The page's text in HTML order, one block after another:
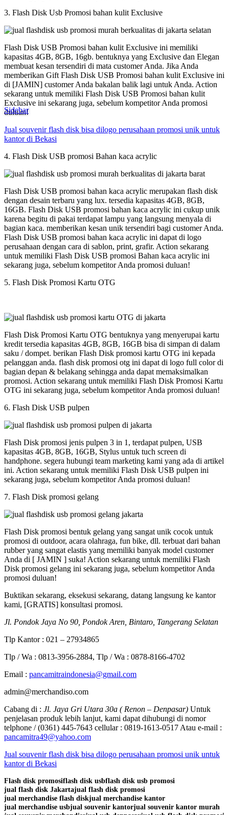
3. Flash Disk Usb Promosi bahan kulit Exclusive
Flash Disk USB Promosi bahan kulit Exclusive ini memiliki
kapasitas 4GB, 8GB, 16gb. bentuknya yang Exclusive dan Elegan
membuat kesan tersendiri di mata customer Anda. Jika Anda
memberikan Gift Flash Disk USB Promosi bahan kulit Exclusive ini
di [JAMIN] customer Anda bakalan balik lagi untuk Anda. Action
sekarang untuk memiliki Flash Disk USB Promosi bahan kulit
Exclusive ini sekarang juga, sebelum kompetitor Anda promosi
duluan!
Jual souvenir flash disk bisa dilogo perusahaan promosi unik untuk
kantor di Bekasi
4. Flash Disk USB promosi Bahan kaca acrylic
Flash Disk USB promosi bahan kaca acrylic merupakan flash disk
dengan desain terbaru yang lux. tersedia kapasitas 4GB, 8GB,
16GB. Flash Disk USB promosi bahan kaca acrylic ini cukup unik
karena begitu di pakai terdapat lampu yang langsung menyala di
bagian kaca. memberikan kesan unik tersendiri bagi customer Anda.
Flash Disk USB promosi bahan kaca acrylic ini dapat di logo
perusahaan dengan cara di sablon, print, grafir. Action sekarang
untuk memiliki Flash Disk USB promosi Bahan kaca acrylic ini
sekarang juga, sebelum kompetitor Anda promosi duluan!
5. Flash Disk Promosi Kartu OTG
Flash Disk Promosi Kartu OTG bentuknya yang menyerupai kartu
kredit tersedia kapasitas 4GB, 8GB, 16GB bisa di simpan di dalam
saku / dompet. berikan Flash Disk promosi kartu OTG ini kepada
pelanggan anda. flash disk promosi otg ini dapat di logo full color di
bagian depan & belakang sehingga anda dapat memaksimalkan
promosi. Action sekarang untuk memiliki Flash Disk Promosi Kartu
OTG ini sekarang juga, sebelum kompetitor Anda promosi duluan!
6. Flash Disk USB pulpen
Flash Disk promosi jenis pulpen 3 in 1, terdapat pulpen, USB
kapasitas 4GB, 8GB, 16GB, Stylus untuk tuch screen di
handphone. segera hubungi team marketing kami yang ada di artikel
ini. Action sekarang untuk memiliki Flash Disk USB pulpen ini
sekarang juga, sebelum kompetitor Anda promosi duluan!
7. Flash Disk promosi gelang
Flash Disk promosi bentuk gelang yang sangat unik cocok untuk
promosi di outdoor, acara olahraga, fun bike, dll. terbuat dari bahan
rubber yang sangat elastis yang memiliki banyak model customer
Anda di [ JAMIN ] suka! Action sekarang untuk memiliki Flash
Disk promosi gelang ini sekarang juga, sebelum kompetitor Anda
promosi duluan!
Buktikan sekarang, eksekusi sekarang, datang langsung ke kantor
kami, [GRATIS] konsultasi promosi.
Jl. Pondok Jaya No 90, Pondok Aren, Bintaro, Tangerang Selatan
Tlp Kantor : 021 – 27934865
Tlp / Wa : 0813-3956-2884, Tlp / Wa : 0878-8166-4702
Email : pancamitraindonesia@gmail.com
admin@merchandiso.com
Cabang di : Jl. Jaya Gri Utara 30a ( Renon – Denpasar) Untuk
penjelasan produk lebih lanjut, kami dapat dihubungi di nomor
telphone / (0361) 445-7643 cellular : 0819-1613-0517 Atau e-mail :
pancamitra49@yahoo.com
Jual souvenir flash disk bisa dilogo perusahaan promosi unik untuk
kantor di Bekasi
Flash disk promosiflash disk usbflash disk usb promosi
jual flash disk Jakartajual flash disk promosi
jual merchandise flash diskjual merchandise kantor
jual merchandise usbjual souvenir kantorjual souvenir kantor murah
Sidebar